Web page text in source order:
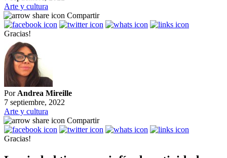
Arte y cultura
Compartir
Gracias!
Por Andrea Mireille
7 septiembre, 2022
Arte y cultura
Compartir
Gracias!